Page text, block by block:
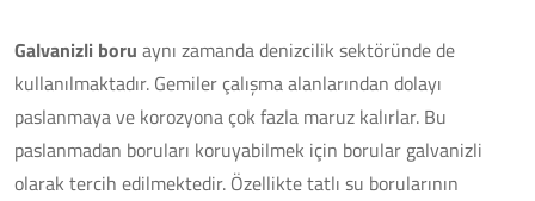
Galvanizli boru aynı zamanda denizcilik sektöründe de
kullanılmaktadır. Gemiler çalışma alanlarından dolayı
paslanmaya ve korozyona çok fazla maruz kalırlar. Bu
paslanmadan boruları koruyabilmek için borular galvanizli
olarak tercih edilmektedir. Özellikte tatlı su borularının